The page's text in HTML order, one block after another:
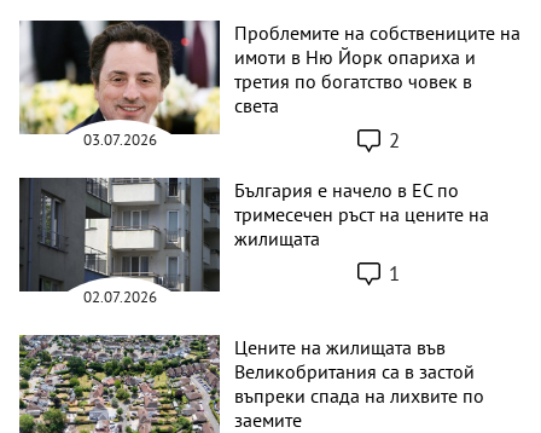
03.07.2026
Проблемите на собствениците на
имоти в Ню Йорк опариха и
третия по богатство човек в
света
2
02.07.2026
България е начело в ЕС по
тримесечен ръст на цените на
жилищата
1
Цените на жилищата във
Великобритания са в застой
въпреки спада на лихвите по
заемите